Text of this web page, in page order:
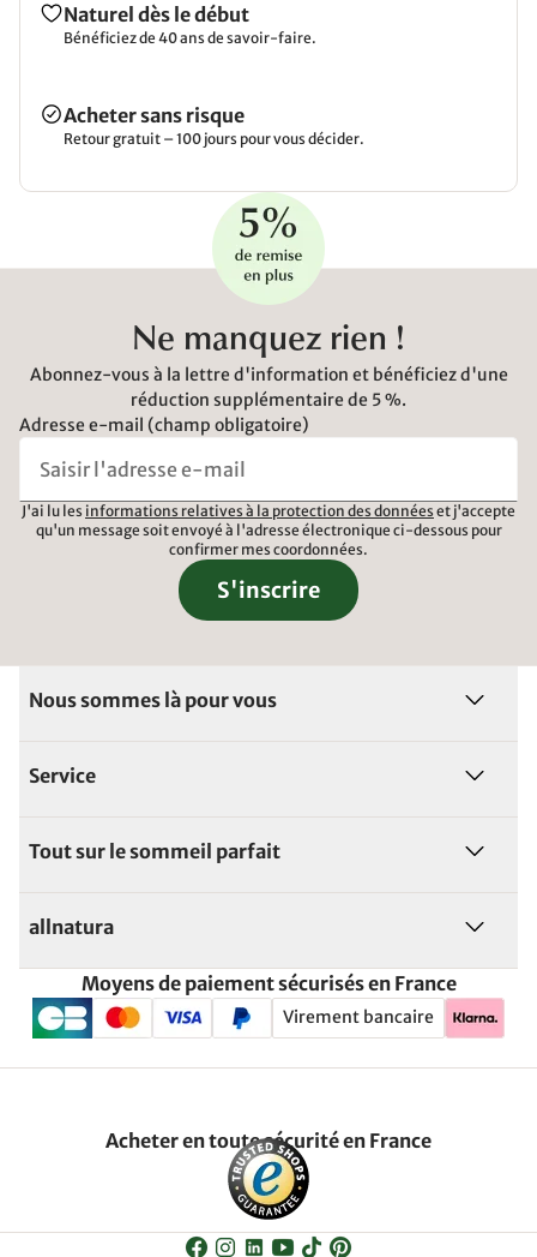
Naturel dès le début
Bénéficiez de 40 ans de savoir-faire.
Acheter sans risque
Retour gratuit – 100 jours pour vous décider.
Ne manquez rien !
Abonnez-vous à la lettre d'information et bénéficiez d'une
réduction supplémentaire de 5 %.
Adresse e-mail (champ obligatoire)
J'ai lu les informations relatives à la protection des données et j'accepte
qu'un message soit envoyé à l'adresse électronique ci-dessous pour
confirmer mes coordonnées.
S'inscrire
Nous sommes là pour vous
Service
Tout sur le sommeil parfait
allnatura
Moyens de paiement sécurisés en France
Virement bancaire
Acheter en toute sécurité en France